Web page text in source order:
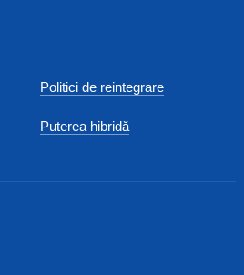
Politici de reintegrare
Puterea hibridă